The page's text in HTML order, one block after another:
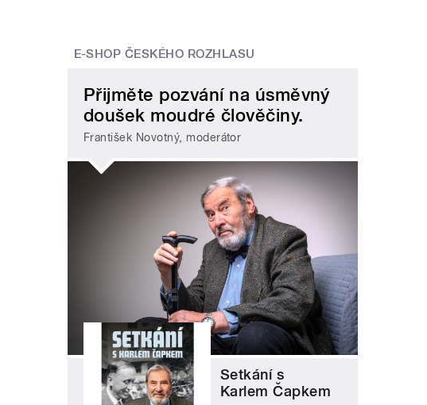
E-SHOP ČESKÉHO ROZHLASU
Přijměte pozvání na úsměvný
doušek moudré člověčiny.
František Novotný, moderátor
Setkání s
Karlem Čapkem